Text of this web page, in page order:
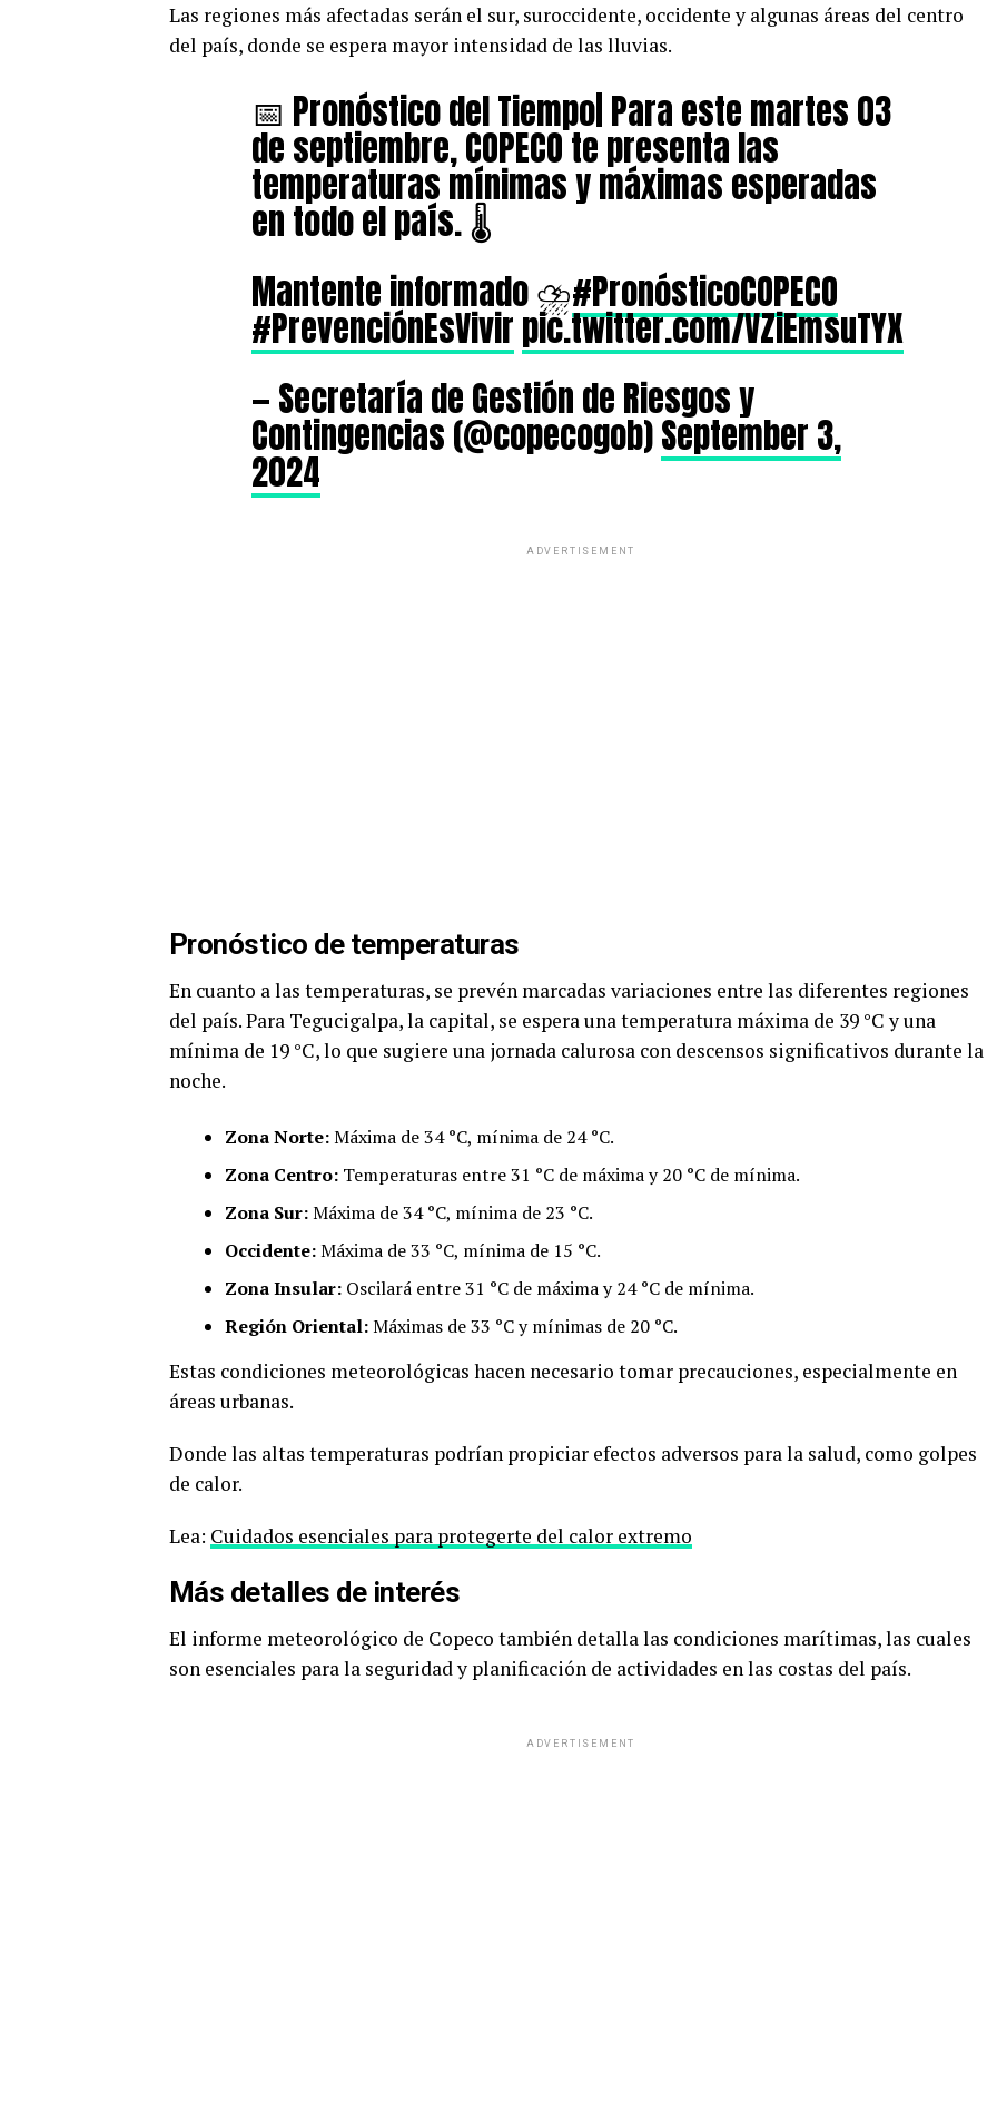
Las regiones más afectadas serán el sur, suroccidente, occidente y algunas áreas del centro
del país, donde se espera mayor intensidad de las lluvias.
📅 Pronóstico del Tiempo| Para este martes 03
de septiembre, COPECO te presenta las
temperaturas mínimas y máximas esperadas
en todo el país. 🌡️
Mantente informado ⛈️#PronósticoCOPECO
#PrevenciónEsVivirpic.twitter.com/VZiEmsuTYX
— Secretaría de Gestión de Riesgos y
Contingencias (@copecogob)September 3,
2024
ADVERTISEMENT
Pronóstico de temperaturas
En cuanto a las temperaturas, se prevén marcadas variaciones entre las diferentes regiones
del país. Para Tegucigalpa, la capital, se espera una temperatura máxima de 39 °C y una
mínima de 19 °C, lo que sugiere una jornada calurosa con descensos significativos durante la
noche.
Zona Norte:Máxima de 34 °C, mínima de 24 °C.
Zona Centro: Temperaturas entre 31 °C de máxima y 20 °C de mínima.
Zona Sur:Máxima de 34 °C, mínima de 23 °C.
Occidente:Máxima de 33 °C, mínima de 15 °C.
Zona Insular: Oscilará entre 31 °C de máxima y 24 °C de mínima.
Región Oriental:Máximas de 33 °C y mínimas de 20 °C.
Estas condiciones meteorológicas hacen necesario tomar precauciones, especialmente en
áreas urbanas.
Donde las altas temperaturas podrían propiciar efectos adversos para la salud, como golpes
de calor.
Lea: Cuidados esenciales para protegerte del calor extremo
Más detalles de interés
El informe meteorológico de Copeco también detalla las condiciones marítimas, las cuales
son esenciales para la seguridad y planificación de actividades en las costas del país.
ADVERTISEMENT